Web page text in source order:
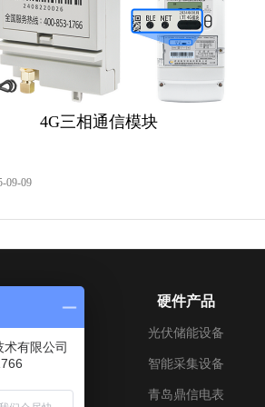
4G三相通信模块
09-09
介绍
程
文化
硬件产品
光伏储能设备
智能采集设备
青岛鼎信电表
有限公司